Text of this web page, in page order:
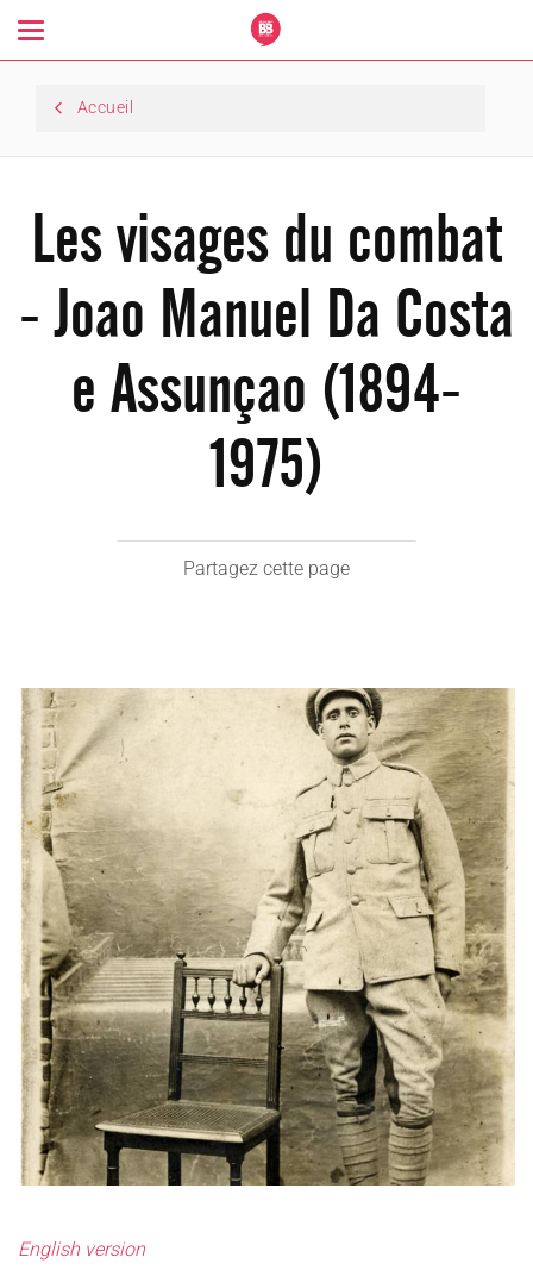
Toggle
navigation
Accueil
Les visages du combat
- Joao Manuel Da Costa
e Assunçao (1894-
1975)
Partagez cette page
English version